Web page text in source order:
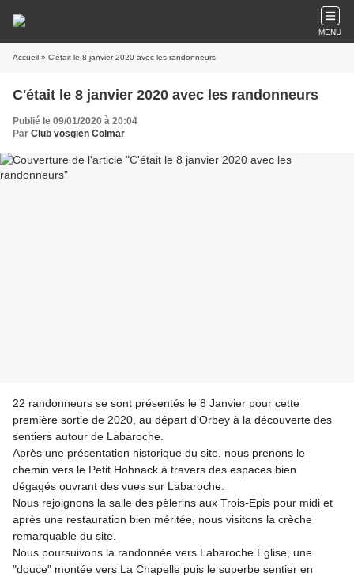
MENU
Accueil » C'était le 8 janvier 2020 avec les randonneurs
C'était le 8 janvier 2020 avec les randonneurs
Publié le 09/01/2020 à 20:04
Par Club vosgien Colmar
22 randonneurs se sont présentés le 8 Janvier pour cette
première sortie de 2020, au départ d'Orbey à la découverte des
sentiers autour de Labaroche.
Après une présentation historique du site, nous prenons le
chemin vers le Petit Hohnack à travers des espaces bien
dégagés ouvrant des vues sur Labaroche.
Nous rejoignons la salle des pèlerins aux Trois-Epis pour midi et
après une restauration bien méritée, nous visitons la crèche
remarquable du site.
Nous poursuivons la randonnée vers Labaroche Eglise, une
"douce" montée vers La Chapelle puis le superbe sentier en